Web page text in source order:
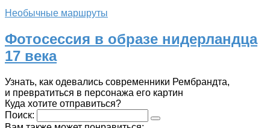
Необычные маршруты
Фотосессия в образе нидерландца
17 века
Узнать, как одевались современники Рембрандта,
и превратиться в персонажа его картин
Куда хотите отправиться?
Поиск: